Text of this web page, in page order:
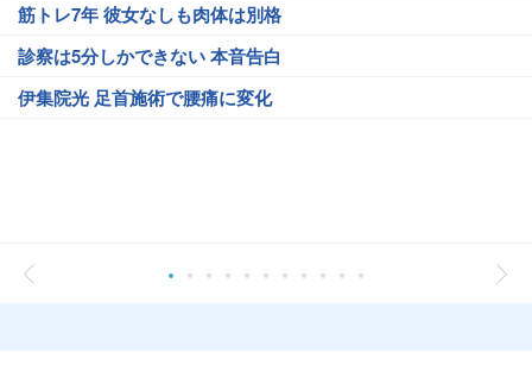
筋トレ7年 彼女なしも肉体は別格
診察は5分しかできない 本音告白
伊集院光 足首施術で腰痛に変化